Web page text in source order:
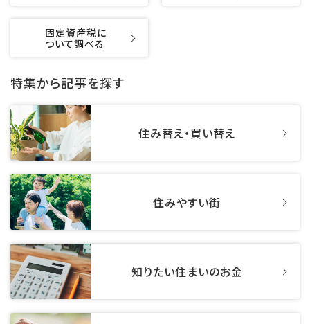
固定資産税に
ついて調べる
特集から記事を探す
住み替え・買い替え
住みやすい街
知りたい住まいのお金